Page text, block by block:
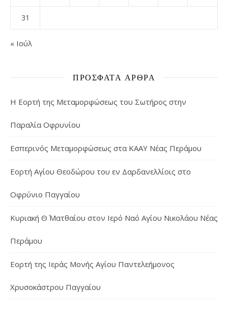
31
« Ιούλ
ΠΡΌΣΦΑΤΑ ΆΡΘΡΑ
Η Εορτή της Μεταμορφώσεως του Σωτήρος στην
Παραλία Οφρυνίου
Εσπερινός Μεταμορφώσεως στα ΚΑΑΥ Νέας Περάμου
Εορτή Αγίου Θεοδώρου του εν Δαρδανελλίοις στο
Οφρύνιο Παγγαίου
Κυριακή Θ΄ Ματθαίου στον Ιερό Ναό Αγίου Νικολάου Νέας
Περάμου
Εορτή της Ιεράς Μονής Αγίου Παντελεήμονος
Χρυσοκάστρου Παγγαίου